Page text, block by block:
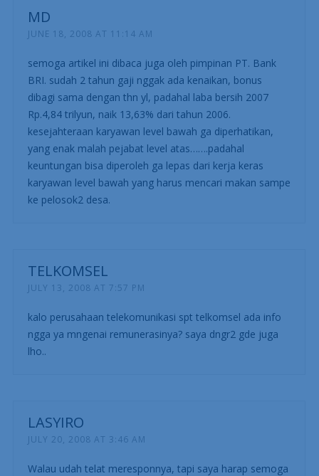
MD
JUNE 18, 2008 AT 11:14 AM
semoga artikel ini dibaca juga oleh pimpinan PT. Bank
BRI. sudah 2 tahun gaji nggak ada kenaikan, bonus
dibagi sama dengan thn yl, padahal laba bersih 2007
Rp.4,84 trilyun, naik 13,63% dari tahun 2006.
kesejahteraan karyawan level bawah ga diperhatikan,
yang enak malah pejabat level atas…….padahal
keuntungan bisa diperoleh ga lepas dari kerja keras
karyawan level bawah yang harus mencari makan sampe
ke pelosok2 desa.
TELKOMSEL
JULY 13, 2008 AT 7:57 PM
kalo perusahaan telekomunikasi spt telkomsel ada info
ngga ya mngenai remunerasinya? saya dngr2 gde juga
lho..
LASYIRO
JULY 20, 2008 AT 3:46 AM
Walau udah telat meresponnya, tapi saya harap semoga